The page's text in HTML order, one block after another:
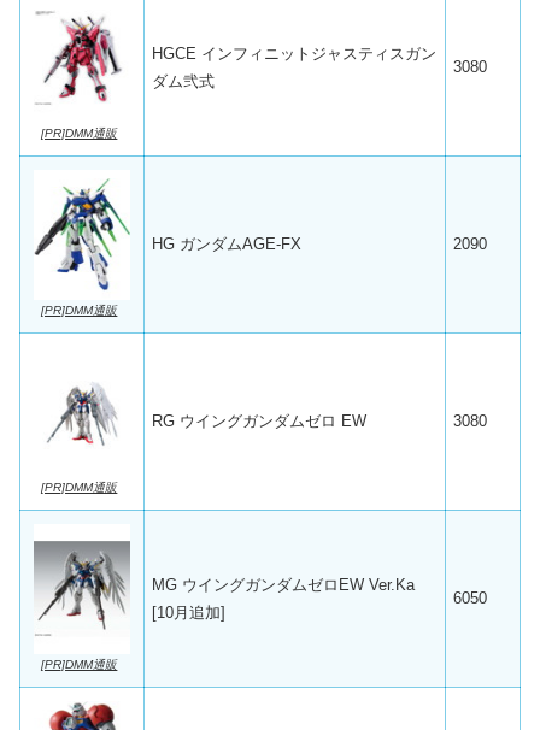
[PR]DMM通販
HGCE インフィニットジャスティスガン
ダム弐式
3080
[PR]DMM通販
HG ガンダムAGE-FX 2090
[PR]DMM通販
RG ウイングガンダムゼロ EW 3080
[PR]DMM通販
MG ウイングガンダムゼロEW Ver.Ka
[10月追加]
6050